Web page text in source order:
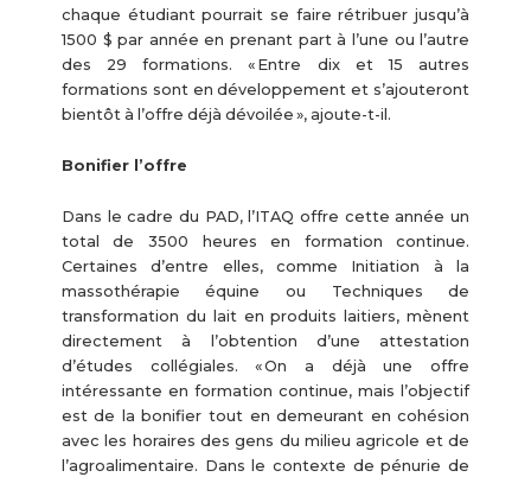
chaque étudiant pourrait se faire rétribuer jusqu’à
1500 $ par année en prenant part à l’une ou l’autre
des 29 formations. « Entre dix et 15 autres
formations sont en développement et s’ajouteront
bientôt à l’offre déjà dévoilée », ajoute-t-il.
Bonifier l’offre
Dans le cadre du PAD, l’ITAQ offre cette année un
total de 3500 heures en formation continue.
Certaines d’entre elles, comme Initiation à la
massothérapie équine ou Techniques de
transformation du lait en produits laitiers, mènent
directement à l’obtention d’une attestation
d’études collégiales. « On a déjà une offre
intéressante en formation continue, mais l’objectif
est de la bonifier tout en demeurant en cohésion
avec les horaires des gens du milieu agricole et de
l’agroalimentaire. Dans le contexte de pénurie de